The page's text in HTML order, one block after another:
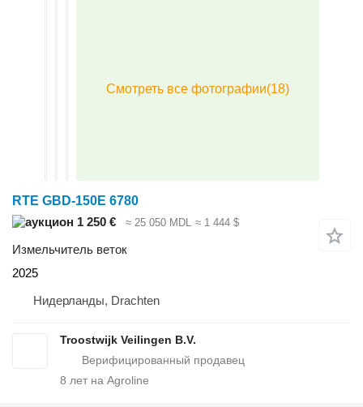
RTE GBD-150E 6780
1 250 €
≈ 25 050 MDL ≈ 1 444 $
Измельчитель веток
2025
Нидерланды, Drachten
Troostwijk Veilingen B.V.
8 лет на Agroline